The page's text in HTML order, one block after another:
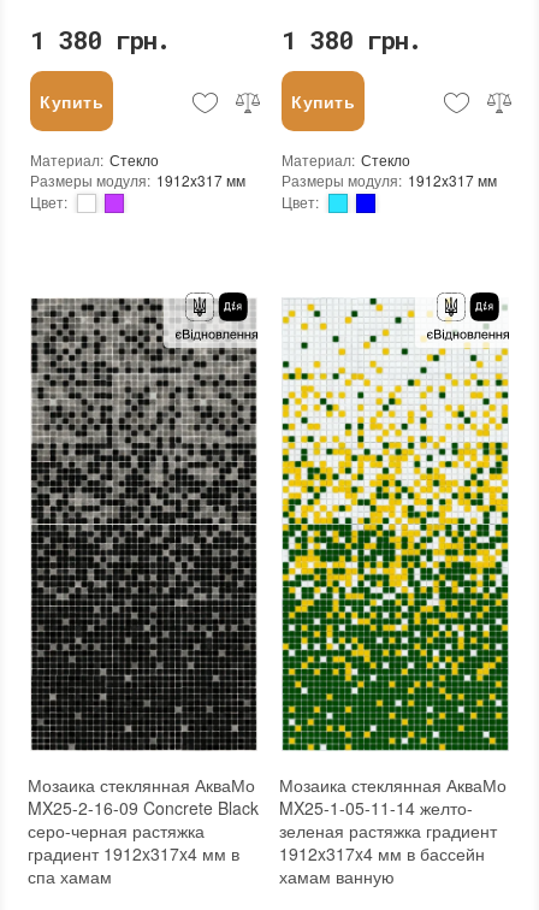
1 380 грн.
Купить
Материал: Стекло
Размеры модуля: 1912x317 мм
Цвет:
Края чипа: Округлые
Форма чипа: Квадратная
Текстура (особенности):
Градиент, Микс, Одноцветная
Вес (брутто): 4.35 кг
Основа: Бумага, Сетка
Назначение:
В интерьере, Для бани, Для бассейна, Для ванной комнаты и туалета, Для гостинной, Для душевой, Для кухни, Для спальни, Для фартука, Для фасада, Для хамама
Количество в упаковке: 3,333 шт.
Вес модуля: 4,35
Размеры чипа: 24x24 мм
Толщина чипа: 4 мм
Площадь модуля: 0,6 м²
Страна производителя: Украина
Бренд: AquaMo
Тип поверхности: Глянцевая, Гладкая
1 380 грн.
Купить
Материал: Стекло
Размеры модуля: 1912x317 мм
Цвет:
Края чипа :
Округлые
Форма чипа:
Квадратная
Текстура (особенности):
Градиент, Микс, Одноцветная
Вес (брутто): 4.35 кг
Основа: Бумага, Сетка
Назначение:
В интерьере, Для бани, Для бассейна, Для ванной комнаты и туалета, Для гостинной, Для душевой, Для кухни, Для спальни, Для фартука, Для фасада, Для хамама
Количество в упаковке
3,333 шт.
Вес модуля: 4,35
Размеры чипа: 24x24 мм
Толщина чипа: 4 мм
Площадь модуля: 0,6 м²
Страна производителя: Украина
Бренд: AquaMo
Тип поверхности: Глянцевая, Гладкая
Мозаика стеклянная АкваМо
MX25-2-16-09 Concrete Black
серо-черная растяжка
градиент 1912x317x4 мм в
спа хамам
Мозаика стеклянная АкваМо
MX25-1-05-11-14 желто-
зеленая растяжка градиент
1912x317x4 мм в бассейн
хамам ванную